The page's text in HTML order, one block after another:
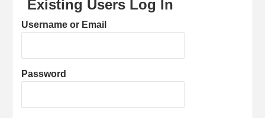
Existing Users Log In
Username or Email
Password